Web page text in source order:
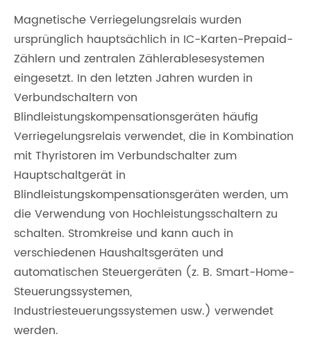
Magnetische Verriegelungsrelais wurden
ursprünglich hauptsächlich in IC-Karten-Prepaid-
Zählern und zentralen Zählerablesesystemen
eingesetzt. In den letzten Jahren wurden in
Verbundschaltern von
Blindleistungskompensationsgeräten häufig
Verriegelungsrelais verwendet, die in Kombination
mit Thyristoren im Verbundschalter zum
Hauptschaltgerät in
Blindleistungskompensationsgeräten werden, um
die Verwendung von Hochleistungsschaltern zu
schalten. Stromkreise und kann auch in
verschiedenen Haushaltsgeräten und
automatischen Steuergeräten (z. B. Smart-Home-
Steuerungssystemen,
Industriesteuerungssystemen usw.) verwendet
werden.